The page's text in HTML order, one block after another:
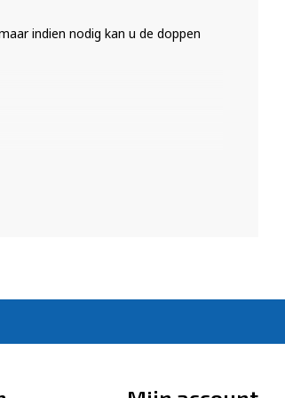
indien nodig kan u de doppen